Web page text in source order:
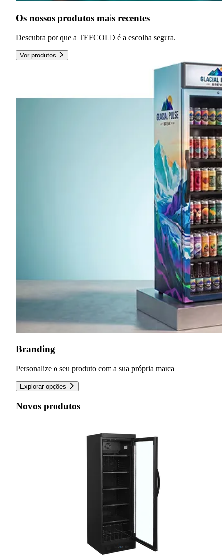
Os nossos produtos mais recentes
Descubra por que a TEFCOLD é a escolha segura.
Ver produtos
Branding
Personalize o seu produto com a sua própria marca
Explorar opções
Novos produtos